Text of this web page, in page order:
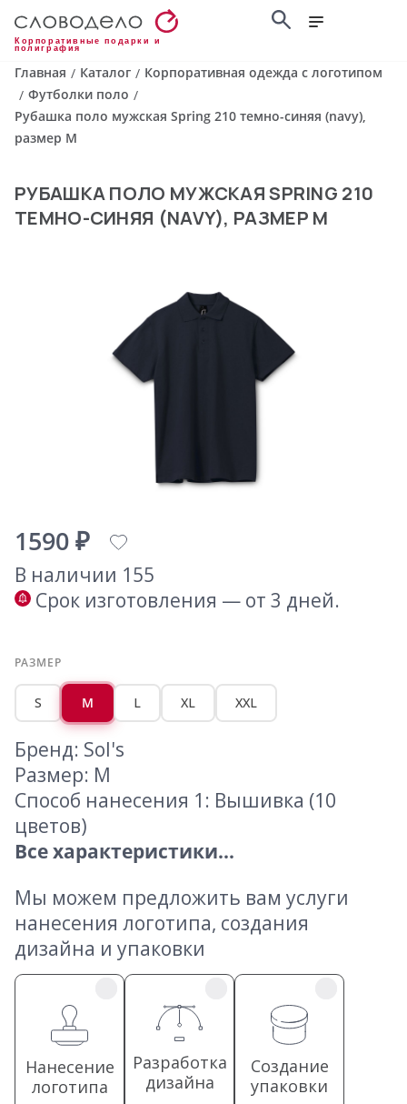
Корпоративные подарки и
полиграфия
Главная / Каталог / Корпоративная одежда с логотипом
/ Футболки поло /
Рубашка поло мужская Spring 210 темно-синяя (navy),
размер M
РУБАШКА ПОЛО МУЖСКАЯ SPRING 210
ТЕМНО-СИНЯЯ (NAVY), РАЗМЕР M
1590 ₽
В наличии 155
Срок изготовления — от 3 дней.
РАЗМЕР
S M L XL XXL
Бренд: Sol's
Размер: M
Способ нанесения 1: Вышивка (10
цветов)
Все характеристики...
Мы можем предложить вам услуги
нанесения логотипа, создания
дизайна и упаковки
Нанесение
логотипа
Разработка
дизайна
Создание
упаковки